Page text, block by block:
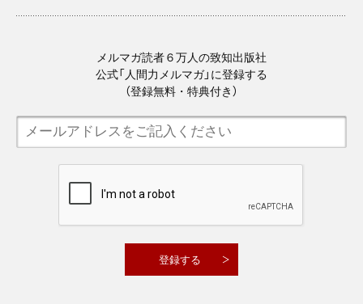
メルマガ読者６万人の致知出版社
公式「人間力メルマガ」に登録する
（登録無料・特典付き）